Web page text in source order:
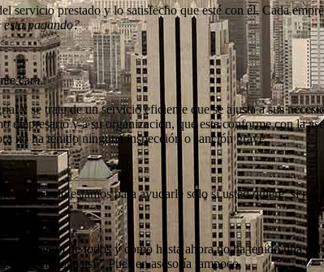
servicio prestado y lo satisfecho que esté con él. Cada
pagando?
cara.
y se trate de un servicio eficiente que se ajusta a sus
empresario y a su organización, que este conforme con la
no ha tenido ninguna inspección o sanción grave.
solo estamos para ayudarle solo si usted quiere, si no,
más barato de todos y como hasta ahora no ha tenido una
no funciona así?. Pues en asesoría tampoco.